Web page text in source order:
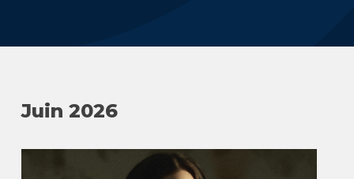
Juin 2026